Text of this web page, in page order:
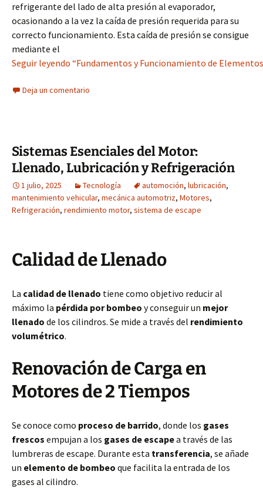
refrigerante del lado de alta presión al evaporador,
ocasionando a la vez la caída de presión requerida para su
correcto funcionamiento. Esta caída de presión se consigue
mediante el
Seguir leyendo “Fundamentos y Funcionamiento de
Deja un comentario
Sistemas Esenciales del Motor:
Llenado, Lubricación y Refrigeración
1 julio, 2025 Tecnología automoción, lubricación,
mantenimiento vehicular, mecánica automotriz, Motores,
Refrigeración, rendimiento motor, sistema de escape
Calidad de Llenado
La calidad de llenado tiene como objetivo reducir al
máximo la pérdida por bombeo y conseguir un mejor
llenado de los cilindros. Se mide a través del rendimiento
volumétrico.
Renovación de Carga en
Motores de 2 Tiempos
Se conoce como proceso de barrido, donde los gases
frescos empujan a los gases de escapea través de las
lumbreras de escape. Durante esta transferencia, se añade
un elemento de bombeo que facilita la entrada de los
gases al cilindro.